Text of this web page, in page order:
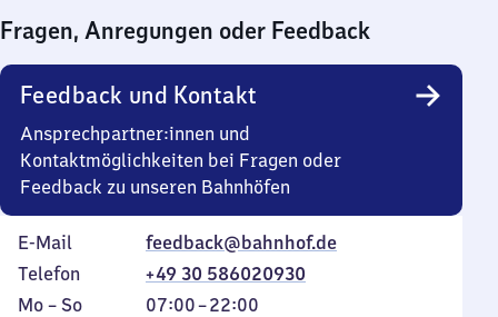
0
Uhr
Fragen, Anregungen oder Feedback
Feedback und Kontakt
Ansprechpartner:innen und
Kontaktmöglichkeiten bei Fragen oder
Feedback zu unseren Bahnhöfen
E-Mail
feedback@bahnhof.de
Telefon
+49 30 586020930
Montag
Mo – So,
07:00–22:00
Von